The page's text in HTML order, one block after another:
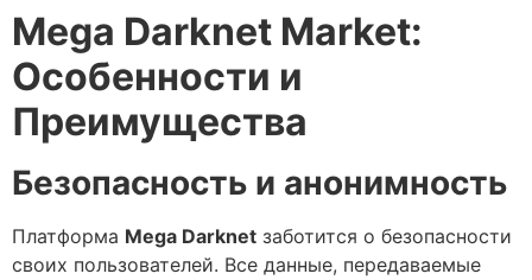
Mega Darknet Market:
Особенности и
Преимущества
Безопасность и анонимность
Платформа Mega Darknet заботится о безопасности
своих пользователей. Все данные, передаваемые